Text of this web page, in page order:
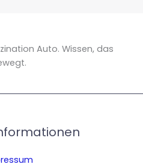
Auto. Wissen, das